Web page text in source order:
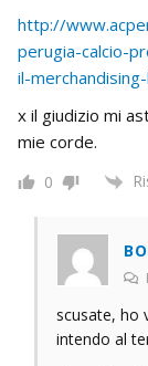
http://
perugia-calcio-
il-
x il giudizio mi
mie corde.
0
scusate, ho
intendo al